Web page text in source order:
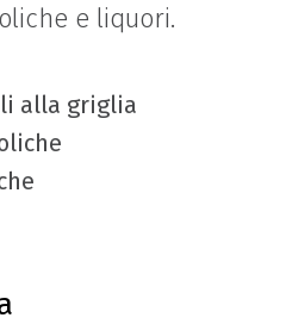
e liquori.
alla griglia